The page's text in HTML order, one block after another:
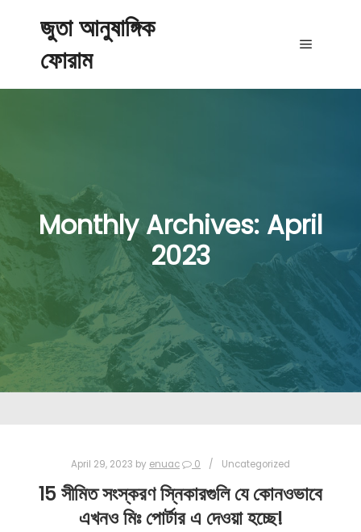
জুতা আনুষাঙ্গিক
ফোরাম
Monthly Archives: April
2023
April 29, 2023 by enuac 0 Uncategorized
15 সীমিত সংস্করণ স্নিকারগুলি যে কোনওভাবে
এখনও মিঃ পোর্টার এ দেওয়া হচ্ছে!